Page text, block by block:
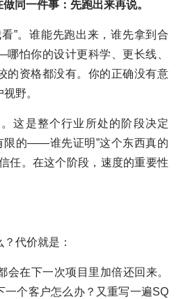
同一件事：先跑出来再说。
”。谁能先跑出来，谁先拿到合
怕你的设计更科学、更长线、
资格都没有。你的正确没有意
野。
这是整个行业所处的阶段决定
限的——谁先证明”这个东西真的
任。在这个阶段，速度的重要性
代价就是：
会在下一次项目里加倍还回来。
一个客户怎么办？又重写一遍SQ